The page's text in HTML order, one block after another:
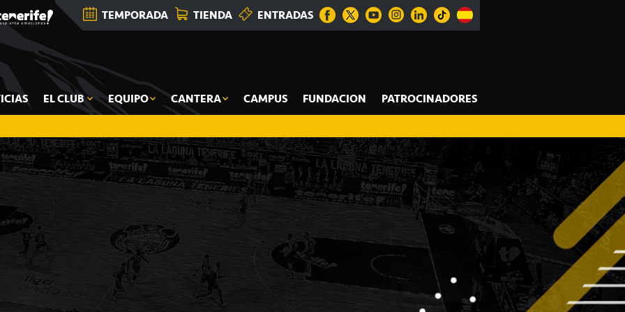
TEMPORADA TIENDA ENTRADAS
EL CLUB EQUIPO CANTERA CAMPUS FUNDACION PATROCINADORES